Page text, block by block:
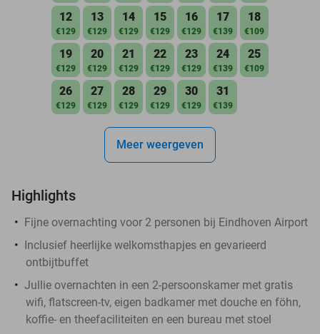
12
€129
13
€129
14
€129
15
€129
16
€129
17
€139
18
€109
19
€129
20
€129
21
€129
22
€129
23
€129
24
€139
25
€109
26
€129
27
€129
28
€129
29
€129
30
€129
31
€139
Meer weergeven
Highlights
Fijne overnachting voor 2 personen bij Eindhoven Airport
Inclusief heerlijke welkomsthapjes en gevarieerd
ontbijtbuffet
Jullie overnachten in een 2-persoonskamer met gratis
wifi, flatscreen-tv, eigen badkamer met douche en föhn,
koffie- en theefaciliteiten en een bureau met stoel